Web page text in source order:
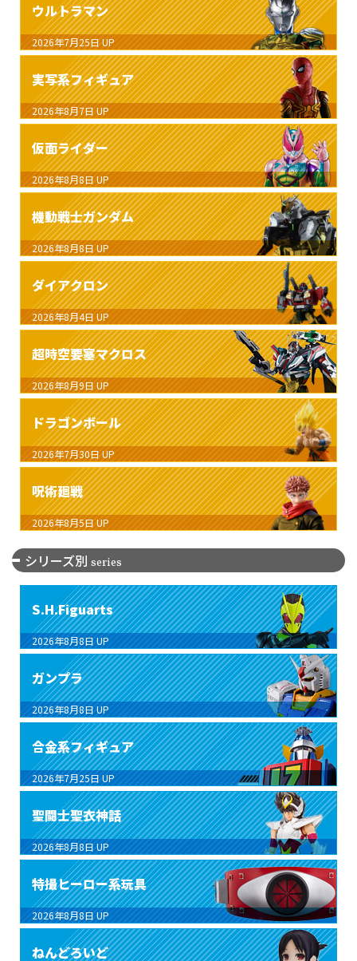
ウルトラマン
2026年7月25日 UP
実写系フィギュア
2026年8月7日 UP
仮面ライダー
2026年8月8日 UP
機動戦士ガンダム
2026年8月8日 UP
ダイアクロン
2026年8月4日 UP
超時空要塞マクロス
2026年8月9日 UP
ドラゴンボール
2026年7月30日 UP
呪術廻戦
2026年8月5日 UP
シリーズ別 series
S.H.Figuarts
2026年8月8日 UP
ガンプラ
2026年8月8日 UP
合金系フィギュア
2026年7月25日 UP
聖闘士聖衣神話
2026年8月8日 UP
特撮ヒーロー系玩具
2026年8月8日 UP
ねんどろいど